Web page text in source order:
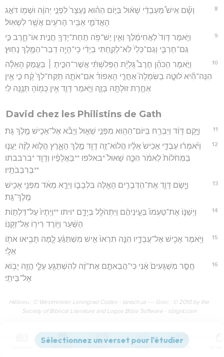
8
וְשָׁ֡ם אִישׁ֩ מֵעַבְדֵ֨י שָׁא֜וּל בַּיּ֣וֹם הַה֗וּא נֶעְצָר֙ לִפְנֵ֣י יְהוָ֔ה וּשְׁמ֖וֹ דֹּאֵ֣ג
הָאֲדֹמִ֑י אַבִּ֥יר הָרֹעִ֖ים אֲשֶׁ֥ר לְשָׁאֽוּל׃
9
וַיֹּ֤אמֶר דָּוִד֙ לַאֲחִימֶ֔לֶךְ וְאִ֛ין יֶשׁ־פֹּ֥ה תַֽחַת־יָדְךָ֖ חֲנִ֣ית אוֹ־חָ֑רֶב כִּ֣י
גַם־חַרְבִּ֤י וְגַם־כֵּלַי֙ לֹֽא־לָקַ֣חְתִּי בְיָדִ֔י כִּֽי־הָיָ֥ה דְבַר־הַמֶּ֖לֶךְ נָחֽוּץ׃
10
וַיֹּ֣אמֶר הַכֹּהֵ֗ן חֶרֶב֩ גָּלְיָ֨ת הַפְּלִשְׁתִּ֜י אֲשֶׁר־הִכִּ֣יתָ ׀ בְּעֵ֣מֶק הָאֵלָ֗ה
הִנֵּה־הִ֞יא לוּטָ֣ה בַשִּׂמְלָה֮ אַחֲרֵ֣י הָאֵפוֹד֒ אִם־אֹתָ֤הּ תִּֽקַּח־לְךָ֙ קָ֔ח כִּ֣י אֵ֥ין
אַחֶ֛רֶת זוּלָתָ֖הּ בָּזֶ֑ה וַיֹּ֧אמֶר דָּוִ֛ד אֵ֥ין כָּמ֖וֹהָ תְּנֶ֥נָּה לִּֽי׃
David chez les Philistins de Gath
11 וַיָּ֣קָם דָּוִ֔ד וַיִּבְרַ֥ח בַּיּוֹם־הַה֖וּא מִפְּנֵ֣י שָׁא֑וּל וַיָּבֹ֕א אֶל־אָכִ֖ישׁ מֶ֥לֶךְ גַּֽת׃
12
וַיֹּ֨אמְר֜וּ עַבְדֵ֤י אָכִישׁ֙ אֵלָ֔יו הֲלוֹא־זֶ֥ה דָוִ֖ד מֶ֣לֶךְ הָאָ֑רֶץ הֲל֣וֹא לָזֶ֗ה יַעֲנ֤וּ
בַמְּחֹלוֹת֙ לֵאמֹ֔ר הִכָּ֤ה שָׁאוּל֙ *באלפו **בַּאֲלָפָ֔יו וְדָוִ֖ד *ברבבתו
**בְּרִבְבֹתָֽיו׃
13
וַיָּ֧שֶׂם דָּוִ֛ד אֶת־הַדְּבָרִ֥ים הָאֵ֖לֶּה בִּלְבָב֑וֹ וַיִּרָ֣א מְאֹ֔ד מִפְּנֵ֖י אָכִ֥ישׁ
מֶֽלֶךְ־גַּֽת׃
14
וַיְשַׁנּ֤וֹ אֶת־טַעְמוֹ֙ בְּעֵ֣ינֵיהֶ֔ם וַיִּתְהֹלֵ֖ל בְּיָדָ֑ם *ויתו **וַיְתָיו֙ עַל־דַּלְת֣וֹת
הַשַּׁ֔עַר וַיּ֥וֹרֶד רִיר֖וֹ אֶל־זְקָנֽוֹ׃
15
וַיֹּ֥אמֶר אָכִ֖ישׁ אֶל־עֲבָדָ֑יו הִנֵּ֤ה תִרְאוּ֙ אִ֣ישׁ מִשְׁתַּגֵּ֔עַ לָ֛מָּה תָּבִ֥יאוּ אֹת֖וֹ
אֵלָֽי׃
16
חֲסַ֤ר מְשֻׁגָּעִים֙ אָ֔נִי כִּי־הֲבֵאתֶ֣ם אֶת־זֶ֔ה לְהִשְׁתַּגֵּ֖עַ עָלָ֑י הֲזֶ֖ה יָב֥וֹא
אֶל־בֵּיתִֽי׃
Hébreu : © Westminster Leningrad Codex - tanach.us --- Grec : © 2010 by the
Society of Biblical Literature and Logos Bible Software - sblgnt.com
1 Samuel 22
Versions Commentaires Strong